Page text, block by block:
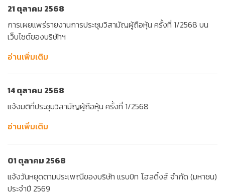
21 ตุลาคม 2568
การเผยแพร่รายงานการประชุมวิสามัญผู้ถือหุ้น ครั้งที่ 1/2568 บน
เว็บไซต์ของบริษัทฯ
อ่านเพิ่มเติม
14 ตุลาคม 2568
แจ้งมติที่ประชุมวิสามัญผู้ถือหุ้น ครั้งที่ 1/2568
อ่านเพิ่มเติม
01 ตุลาคม 2568
แจ้งวันหยุดตามประเพณีของบริษัท แรบบิท โฮลดิ้งส์ จำกัด (มหาชน)
ประจำปี 2569